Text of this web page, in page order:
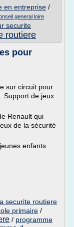
en entreprise /
general loire
securite
routiere
pour
sur circuit pour
Support de jeux
Renault qui
de la sécurité
enfants
securite routiere
primaire /
/ programme